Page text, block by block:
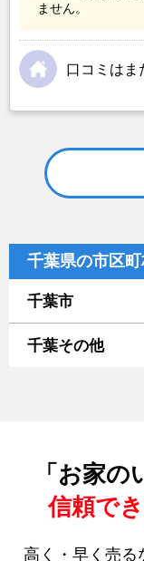
ません。
口コミはま
千葉県の市区
千葉市
千葉その他
「お家
信頼で
高く・早く売る